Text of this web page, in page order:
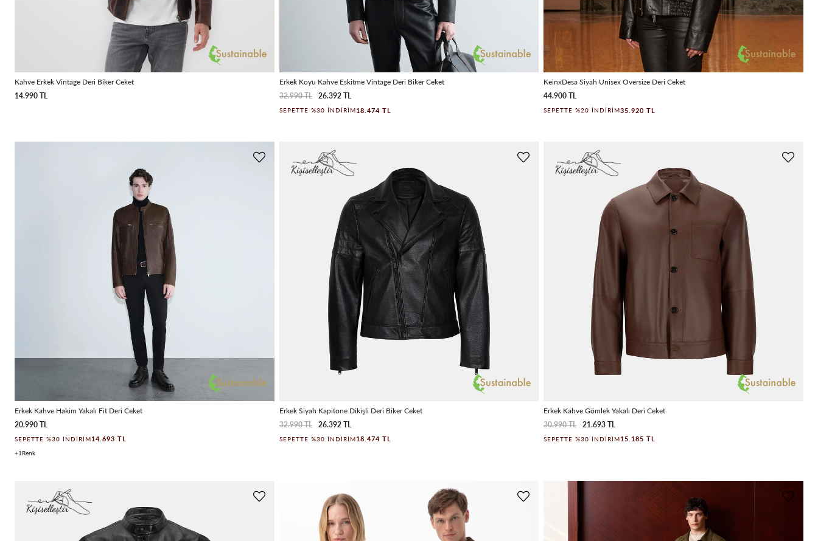
Kahve Erkek Vintage Deri Biker Ceket
14.990 TL
Erkek Koyu Kahve Eskitme Vintage Deri Biker Ceket
26.392 TL
32.990 TL
SEPETTE %30 İNDIRIM18.474 TL
KeinxDesa Siyah Unisex Oversize Deri Ceket
44.900 TL
SEPETTE %20 İNDIRIM35.920 TL
Erkek Kahve Hakim Yakalı Fit Deri Ceket
20.990 TL
SEPETTE %30 İNDIRIM14.693 TL
1
Erkek Siyah Kapitone Dikişli Deri Biker Ceket
26.392 TL
32.990 TL
SEPETTE %30 İNDIRIM18.474 TL
Erkek Kahve Gömlek Yakalı Deri Ceket
21.693 TL
30.990 TL
SEPETTE %30 İNDIRIM15.185 TL